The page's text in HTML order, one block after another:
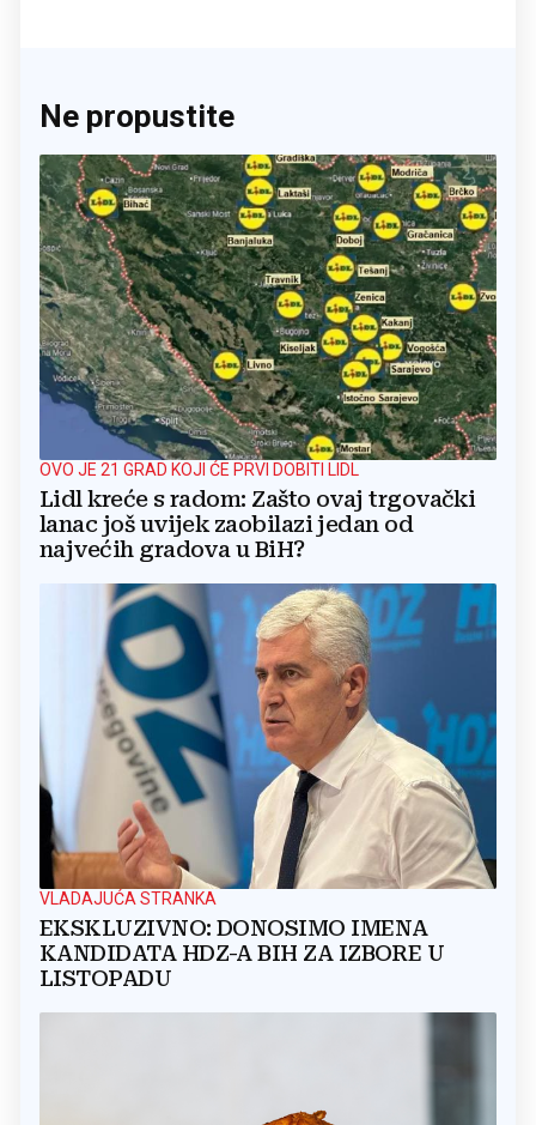
Ne propustite
OVO JE 21 GRAD KOJI ĆE PRVI DOBITI LIDL
Lidl kreće s radom: Zašto ovaj trgovački
lanac još uvijek zaobilazi jedan od
najvećih gradova u BiH?
VLADAJUĆA STRANKA
EKSKLUZIVNO: DONOSIMO IMENA
KANDIDATA HDZ-A BIH ZA IZBORE U
LISTOPADU